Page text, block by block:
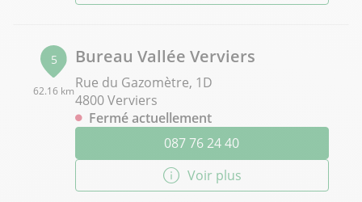
5
62.16 km
Bureau Vallée Verviers
Rue du Gazomètre, 1D
4800 Verviers
Fermé actuellement
087 76 24 40
Voir plus